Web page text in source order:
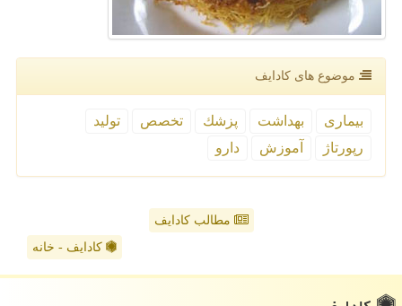
موضوع های كادایف
بیماری بهداشت پزشك تخصص
تولید
رپورتاژ
آموزش دارو
مطالب کادایف
کادایف - خانه